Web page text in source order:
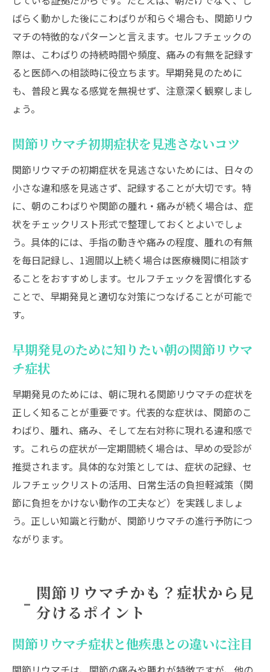
症状悪化を防ぐための生活上の注意点まとめ
関節リウマチ症状悪化を防ぐ生活習慣の工
夫
してはいけない10項目と生活での注意点
関節リウマチで避けるべき日常の行動とは
関節リウマチ症状を和らげる生活のヒント
ツ
関節リウマチの原因と治療の最新情報を解説
関節リウマチの主な原因と発症メカニズム
関節リウマチ治療の最新動向と選択肢
関節リウマチ症状改善を目指す治療法紹介
原因と治療を知って関節リウマチに備える
関節リウマチ治療の進歩と症状への影響
進行を防ぐために知っておきたい重要な症状
進行を防ぐための関節リウマチ症状管理
関節リウマチ初期症状からの予防アクショ
ン
関節リウマチ進行を防ぐための知識と対策
早期発見で進行を抑える関節リウマチ症状
ばらく動かした後にこわばりが和らぐ場合も、関節リウ
マチの特徴的なパターンと言えます。セルフチェックの
際は、こわばりの持続時間や頻度、痛みの有無を記録す
ると医師への相談時に役立ちます。早期発見のために
も、普段と異なる感覚を無視せず、注意深く観察しまし
ょう。
関節リウマチ初期症状を見逃さないコツ
関節リウマチの初期症状を見逃さないためには、日々の
小さな違和感を見逃さず、記録することが大切です。特
に、朝のこわばりや関節の腫れ・痛みが続く場合は、症
状をチェックリスト形式で整理しておくとよいでしょ
う。具体的には、手指の動きや痛みの程度、腫れの有無
を毎日記録し、1週間以上続く場合は医療機関に相談す
ることをおすすめします。セルフチェックを習慣化する
ことで、早期発見と適切な対策につなげることが可能で
す。
早期発見のために知りたい朝の関節リウマ
チ症状
早期発見のためには、朝に現れる関節リウマチの症状を
正しく知ることが重要です。代表的な症状は、関節のこ
わばり、腫れ、痛み、そして左右対称に現れる違和感で
す。これらの症状が一定期間続く場合は、早めの受診が
推奨されます。具体的な対策としては、症状の記録、セ
ルフチェックリストの活用、日常生活の負担軽減策（関
節に負担をかけない動作の工夫など）を実践しましょ
う。正しい知識と行動が、関節リウマチの進行予防につ
ながります。
関節リウマチかも？症状から見
分けるポイント
関節リウマチ症状と他疾患との違いに注目